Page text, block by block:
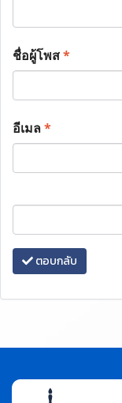
ชื่อผู้โพส*
อีเมล*
ตอบกลับ